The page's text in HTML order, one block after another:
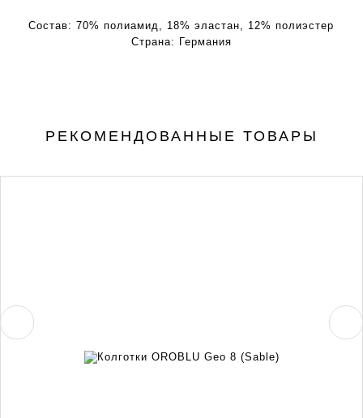
Состав:70% полиамид, 18% эластан, 12% полиэстер
Страна: Германия
РЕКОМЕНДОВАННЫЕ ТОВАРЫ